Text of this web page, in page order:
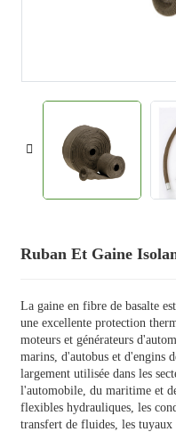
Ruban Et Gaine
La gaine en fibre de basalte
une excellente protection
moteurs et générateurs
marins, d'autobus et d'engins
largement utilisée dans les
l'automobile, du maritime et
flexibles hydrauliques, les
transfert de fluides, les tuyaux